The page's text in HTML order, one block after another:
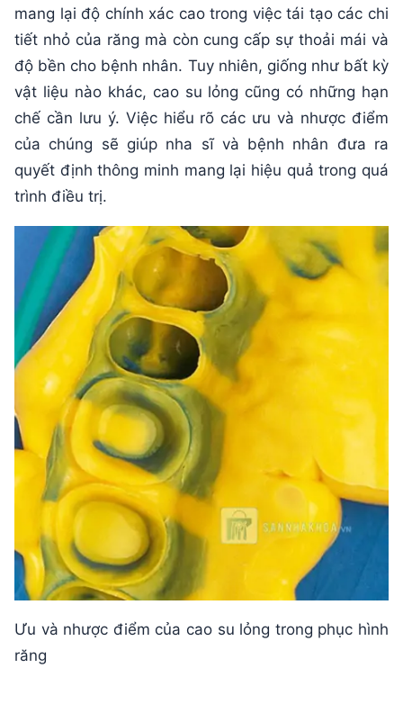
mang lại độ chính xác cao trong việc tái tạo các chi
tiết nhỏ của răng mà còn cung cấp sự thoải mái và
độ bền cho bệnh nhân. Tuy nhiên, giống như bất kỳ
vật liệu nào khác, cao su lỏng cũng có những hạn
chế cần lưu ý. Việc hiểu rõ các ưu và nhược điểm
của chúng sẽ giúp nha sĩ và bệnh nhân đưa ra
quyết định thông minh mang lại hiệu quả trong quá
trình điều trị.
Ưu và nhược điểm của cao su lỏng trong phục hình
răng